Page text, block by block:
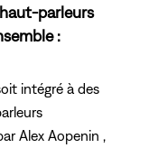
parleurs
:
intégré à des
Alex Aopenin ,